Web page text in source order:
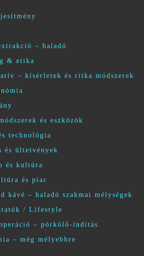
– haladó
& etika
– kísérletek és ritka módszerek
és eszközök
technológia
és ültetvények
és kultúra
és piac
kávé – haladó szakmai mélységek
/ Lifestyle
– pörkölő-indítás
– még mélyebbre